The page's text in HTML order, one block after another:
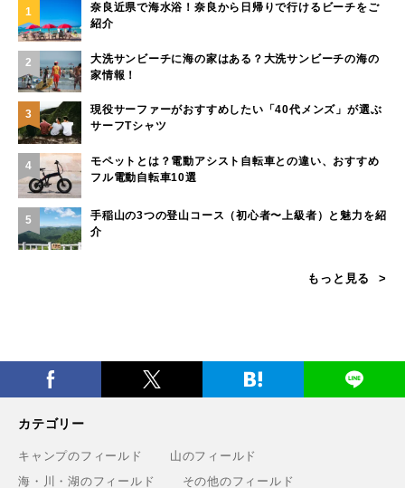
1
奈良近県で海水浴！奈良から日帰りで行けるビーチをご
紹介
2
大洗サンビーチに海の家はある？大洗サンビーチの海の
家情報！
3
現役サーファーがおすすめしたい「40代メンズ」が選ぶ
サーフTシャツ
4
モペットとは？電動アシスト自転車との違い、おすすめ
フル電動自転車10選
5
手稲山の3つの登山コース（初心者〜上級者）と魅力を紹
介
もっと見る
カテゴリー
キャンプのフィールド
山のフィールド
海・川・湖のフィールド
その他のフィールド